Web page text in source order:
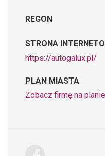
REGON
STRONA
https://autogalux.pl/
PLAN MIASTA
Zobacz firmę na